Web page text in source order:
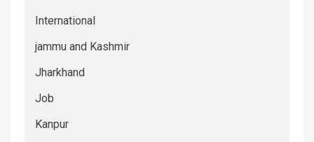
International
jammu and Kashmir
Jharkhand
Job
Kanpur